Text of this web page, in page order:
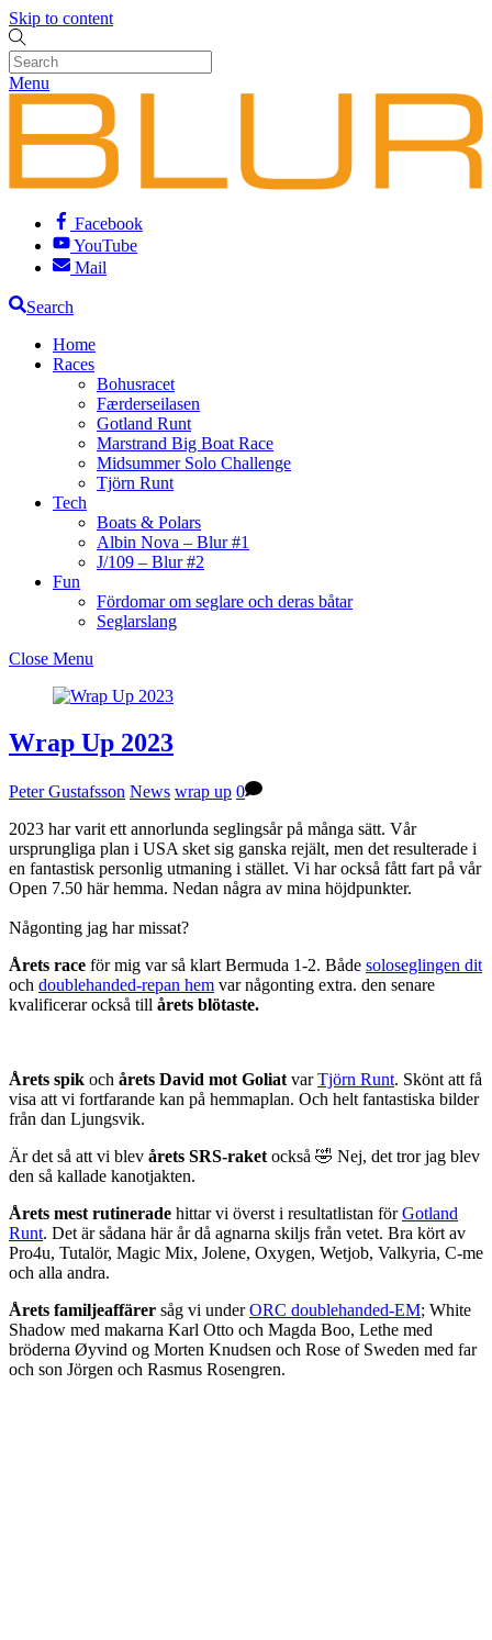
Skip to content
Menu
Facebook
YouTube
Mail
Search
Home
Races
Bohusracet
Færderseilasen
Gotland Runt
Marstrand Big Boat Race
Midsummer Solo Challenge
Tjörn Runt
Tech
Boats & Polars
Albin Nova – Blur #1
J/109 – Blur #2
Fun
Fördomar om seglare och deras båtar
Seglarslang
Close Menu
Wrap Up 2023
Peter Gustafsson News wrap up 0
2023 har varit ett annorlunda seglingsår på många sätt. Vår
ursprungliga plan i USA sket sig ganska rejält, men det resulterade i
en fantastisk personlig utmaning i stället. Vi har också fått fart på vår
Open 7.50 här hemma. Nedan några av mina höjdpunkter.
Någonting jag har missat?
Årets race för mig var så klart Bermuda 1-2. Både soloseglingen dit
och doublehanded-repan hem var någonting extra. den senare
kvalificerar också till årets blötaste.
Årets spik och årets David mot Goliat varTjörn Runt. Skönt att få
visa att vi fortfarande kan på hemmaplan. Och helt fantastiska bilder
från dan Ljungsvik.
Är det så att vi blev årets SRS-raket också 🤣 Nej, det tror jag blev
den så kallade kanotjakten.
Årets mest rutinerade hittar vi överst i resultatlistan förGotland
Runt. Det är sådana här år då agnarna skiljs från vetet. Bra kört av
Pro4u, Tutalör, Magic Mix, Jolene, Oxygen, Wetjob, Valkyria, C-me
och alla andra.
Årets familjeaffärer såg vi underORC doublehanded-EM; White
Shadow med makarna Karl Otto och Magda Boo, Lethe med
bröderna Øyvind og Morten Knudsen och Rose of Sweden med far
och son Jörgen och Rasmus Rosengren.